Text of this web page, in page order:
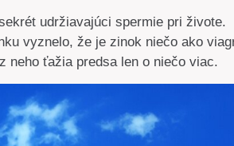
udržiavajúci spermie pri živote.
vyznelo, že je zinok niečo ako
neho ťažia predsa len o niečo viac.